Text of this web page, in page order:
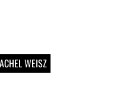
WEISZ